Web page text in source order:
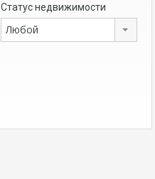
Статус недвижимости
Любой